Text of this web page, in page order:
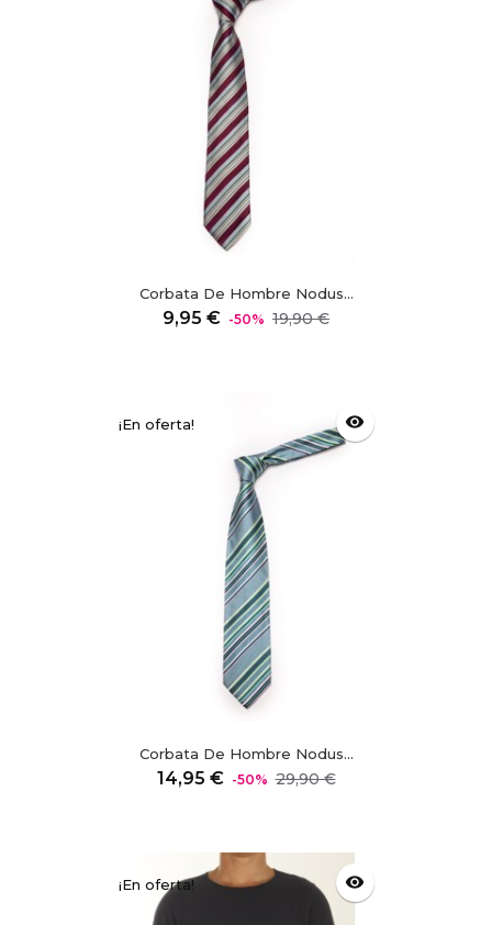
Corbata De Hombre Nodus...
9,95 € Precio
-50% 19,90 €Precio
¡En oferta! visibility
Corbata De Hombre Nodus...
14,95 € Precio
-50% 29,90 €Precio
¡En oferta! visibility